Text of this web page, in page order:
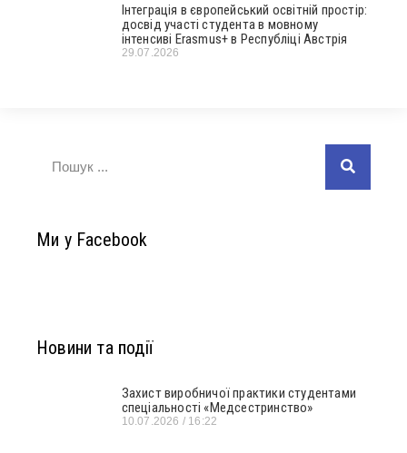
Інтеграція в європейський освітній простір:
досвід участі студента в мовному
інтенсиві Erasmus+ в Республіці Австрія
29.07.2026
Ми у Facebook
Новини та події
Захист виробничої практики студентами
спеціальності «Медсестринство»
10.07.2026 16:22